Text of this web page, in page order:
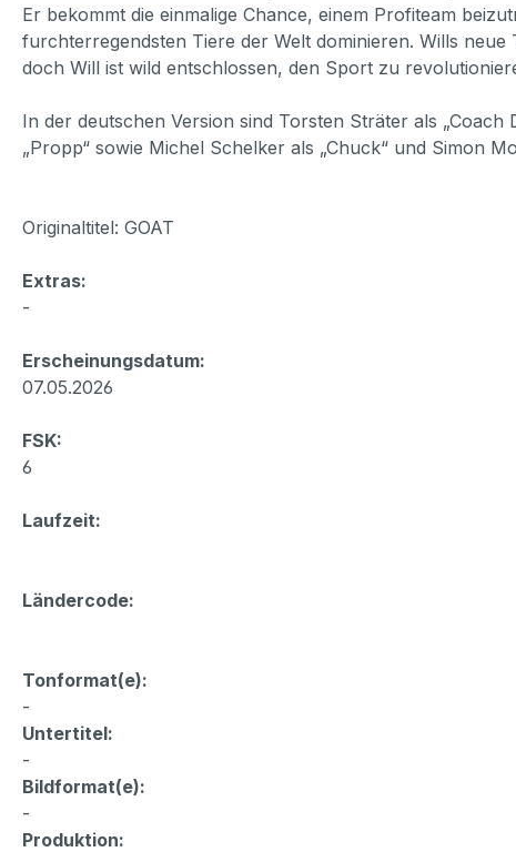
Er bekommt die einmalige Chance, einem Profiteam
furchterregendsten Tiere der Welt dominieren. Wills
doch Will ist wild entschlossen, den Sport zu
In der deutschen Version sind Torsten Sträter als „Coach
„Propp“ sowie Michel Schelker als „Chuck“ und Simon
Originaltitel: GOAT
Extras:
-
Erscheinungsdatum:
07.05.2026
FSK:
6
Laufzeit:
Ländercode:
Tonformat(e):
-
Untertitel:
-
Bildformat(e):
-
Produktion: